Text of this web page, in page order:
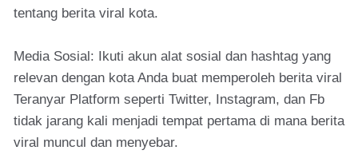
tentang berita viral kota.
Media Sosial: Ikuti akun alat sosial dan hashtag yang
relevan dengan kota Anda buat memperoleh berita viral
Teranyar Platform seperti Twitter, Instagram, dan Fb
tidak jarang kali menjadi tempat pertama di mana berita
viral muncul dan menyebar.